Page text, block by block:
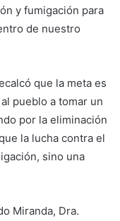
y fumigación para
de nuestro
que la meta es
pueblo a tomar un
por la eliminación
la lucha contra el
sino una
Miranda, Dra.